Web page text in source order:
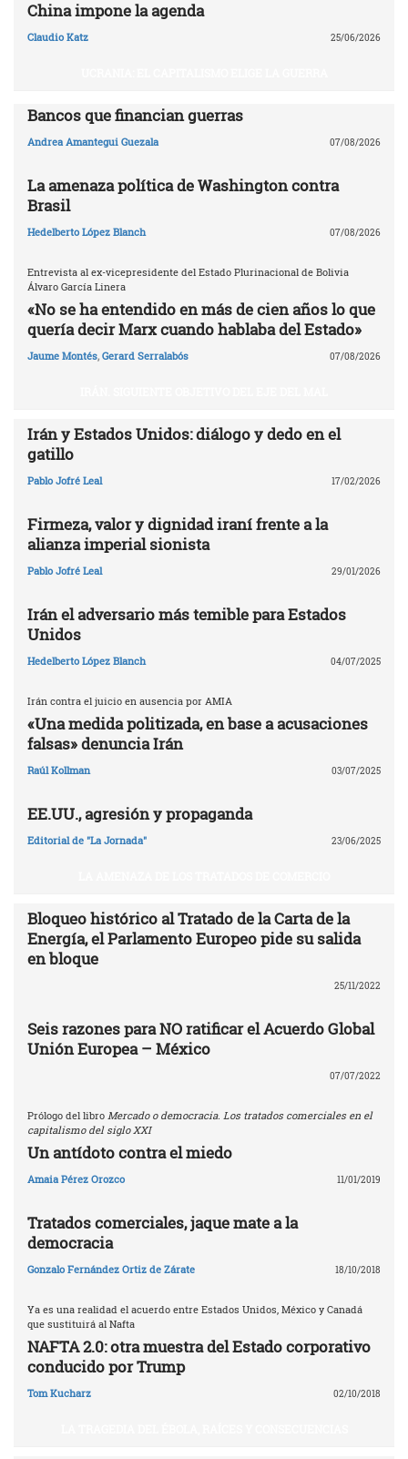
China impone la agenda
Claudio Katz 25/06/2026
Bancos que financian guerras
Andrea Amantegui Guezala 07/08/2026
La amenaza política de Washington contra
Brasil
Hedelberto López Blanch 07/08/2026
Entrevista al ex-vicepresidente del Estado Plurinacional de Bolivia
Álvaro García Linera
«No se ha entendido en más de cien años lo que
quería decir Marx cuando hablaba del Estado»
Jaume Montés, Gerard Serralabós 07/08/2026
Irán y Estados Unidos: diálogo y dedo en el
gatillo
Pablo Jofré Leal 17/02/2026
Firmeza, valor y dignidad iraní frente a la
alianza imperial sionista
Pablo Jofré Leal 29/01/2026
Irán el adversario más temible para Estados
Unidos
Hedelberto López Blanch 04/07/2025
Irán contra el juicio en ausencia por AMIA
«Una medida politizada, en base a acusaciones
falsas» denuncia Irán
Raúl Kollman 03/07/2025
EE.UU., agresión y propaganda
Editorial de "La Jornada" 23/06/2025
Bloqueo histórico al Tratado de la Carta de la
Energía, el Parlamento Europeo pide su salida
en bloque
25/11/2022
Seis razones para NO ratificar el Acuerdo Global
Unión Europea – México
07/07/2022
Prólogo del libro Mercado o democracia. Los tratados comerciales en el
capitalismo del siglo XXI
Un antídoto contra el miedo
Amaia Pérez Orozco 11/01/2019
Tratados comerciales, jaque mate a la
democracia
Gonzalo Fernández Ortiz de Zárate 18/10/2018
Ya es una realidad el acuerdo entre Estados Unidos, México y Canadá
que sustituirá al Nafta
NAFTA 2.0: otra muestra del Estado corporativo
conducido por Trump
Tom Kucharz 02/10/2018